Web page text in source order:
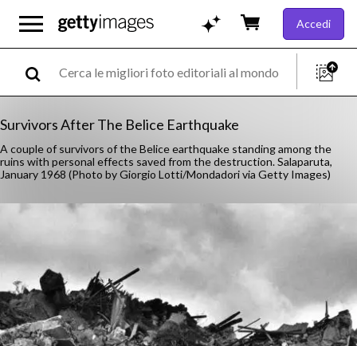
Accedi
Survivors After The Belice Earthquake
A couple of survivors of the Belice earthquake standing among the
ruins with personal effects saved from the destruction. Salaparuta,
January 1968 (Photo by Giorgio Lotti/Mondadori via Getty Images)